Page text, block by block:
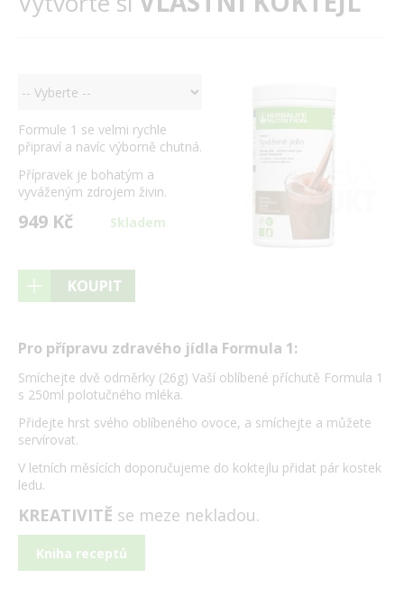
Formule 1 se velmi rychle
připraví a navíc výborně chutná.
Přípravek je bohatým a
vyváženým zdrojem živin.
949 Kč Skladem
KOUPIT
Pro přípravu zdravého jídla Formula 1:
Smíchejte dvě odměrky (26g) Vaší oblíbené příchutě Formula 1
s 250ml polotučného mléka.
Přidejte hrst svého oblíbeného ovoce, a smíchejte a můžete
servírovat.
V letních měsících doporučujeme do koktejlu přidat pár kostek
ledu.
KREATIVITĚ se meze nekladou.
Kniha receptů